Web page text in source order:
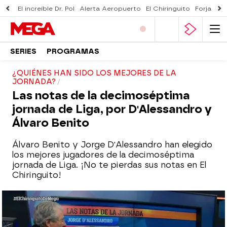
El increíble Dr. Pol Alerta Aeropuerto El Chiringuito Forjado
SERIES PROGRAMAS
¿QUIÉNES HAN SIDO LOS MEJORES DE LA
JORNADA?
Las notas de la decimoséptima
jornada de Liga, por D'Alessandro y
Álvaro Benito
Álvaro Benito y Jorge D'Alessandro han elegido
los mejores jugadores de la decimoséptima
jornada de Liga. ¡No te pierdas sus notas en El
Chiringuito!